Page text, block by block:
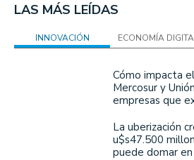
LAS MÁS LEÍDAS
INNOVACIÓN ECONOMÍA
Cómo impacta
Mercosur y
empresas que
La uberización
u$s47.500
puede domar